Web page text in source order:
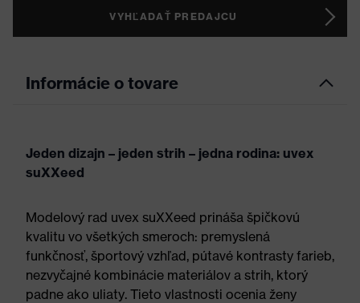
VYHĽADAŤ PREDAJCU
Informácie o tovare
Jeden dizajn – jeden strih – jedna rodina: uvex
suXXeed
Modelový rad uvex suXXeed prináša špičkovú
kvalitu vo všetkých smeroch: premyslená
funkčnosť, športový vzhľad, pútavé kontrasty farieb,
nezvyčajné kombinácie materiálov a strih, ktorý
padne ako uliaty. Tieto vlastnosti ocenia ženy